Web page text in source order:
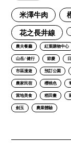
米澤牛肉
花之長井線
農夫餐廳 紅葉購物中心
山岳/ 健行 節慶
市區漫遊 預訂公園
農家民宿 櫻桃色
當地美食 稻田畫
劍玉 農業體驗